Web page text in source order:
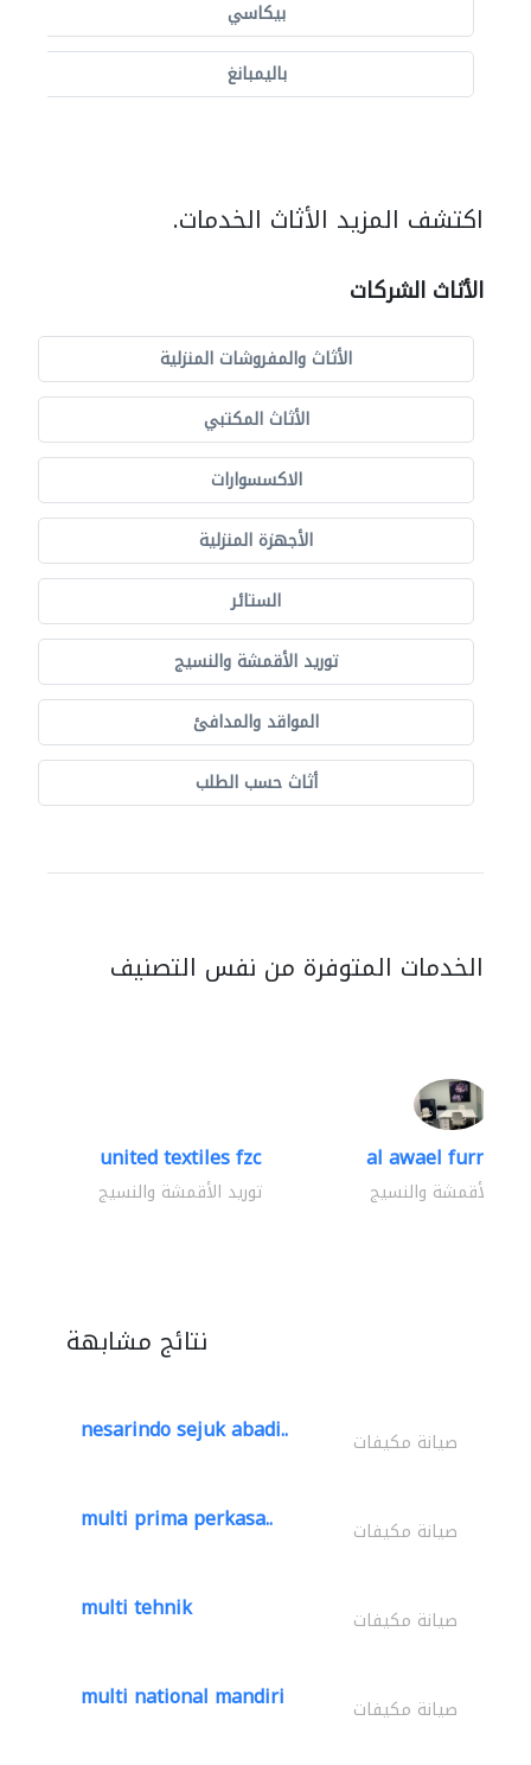
بيكاسي
باليمبانغ
اكتشف المزيد الأثاث الخدمات.
الأثاث الشركات
الأثاث والمفروشات المنزلية
الأثاث المكتبي
الاكسسوارات
الأجهزة المنزلية
الستائر
توريد الأقمشة والنسيج
المواقد والمدافئ
أثاث حسب الطلب
الخدمات المتوفرة من نفس التصنيف
united textiles fzc
توريد الأقمشة والنسيج
al awael
الأقمشة والنسيج
نتائج مشابهة
nesarindo sejuk abadi.. صيانة مكيفات
multi prima perkasa.. صيانة مكيفات
multi tehnik صيانة مكيفات
multi national mandiri صيانة مكيفات